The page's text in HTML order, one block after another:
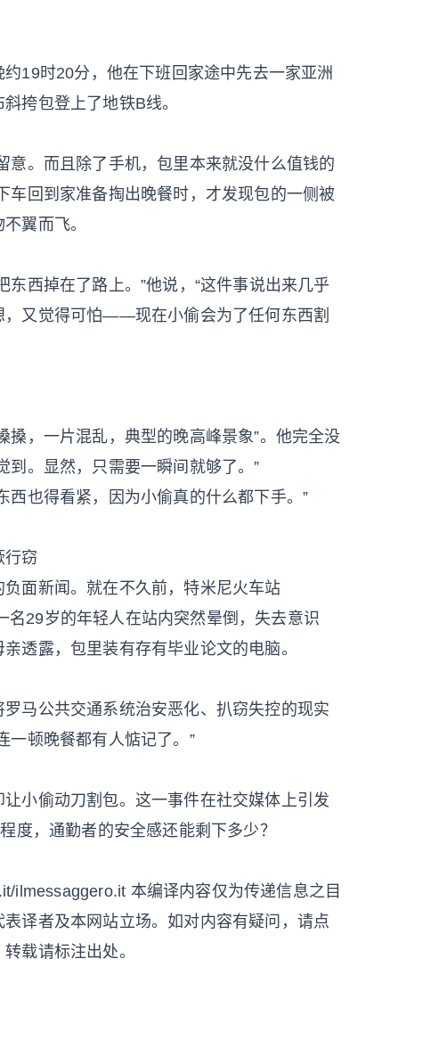
19时20分，他在下班回家途中先去一家亚洲
挎包登上了地铁B线。
意。而且除了手机，包里本来就没什么值钱的
车回到家准备掏出晚餐时，才发现包的一侧被
翼而飞。
东西掉在了路上。”他说，“这件事说出来几乎
，又觉得可怕——现在小偷会为了任何东西割
搡，一片混乱，典型的晚高峰景象”。他完全没
到。显然，只需要一瞬间就够了。”
西也得看紧，因为小偷真的什么都下手。”
行窃
面新闻。就在不久前，特米尼火车站
名29岁的年轻人在站内突然晕倒，失去意识
透露，包里装有存有毕业论文的电脑。
马公共交通系统治安恶化、扒窃失控的现实
一顿晚餐都有人惦记了。”
小偷动刀割包。这一事件在社交媒体上引发
度，通勤者的安全感还能剩下多少？
本编译内容仅为传递信息之目
译者及本网站立场。如对内容有疑问，请点
载请标注出处。